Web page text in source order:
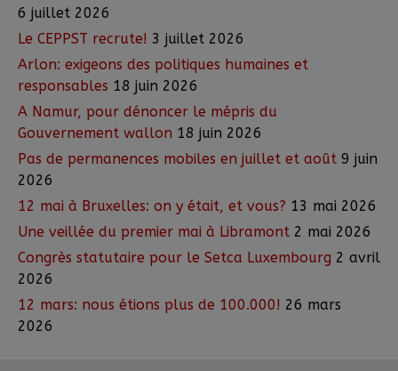
6 juillet 2026
Le CEPPST recrute! 3 juillet 2026
Arlon: exigeons des politiques humaines et
responsables 18 juin 2026
A Namur, pour dénoncer le mépris du
Gouvernement wallon 18 juin 2026
Pas de permanences mobiles en juillet et août 9 juin
2026
12 mai à Bruxelles: on y était, et vous? 13 mai 2026
Une veillée du premier mai à Libramont 2 mai 2026
Congrès statutaire pour le Setca Luxembourg 2 avril
2026
12 mars: nous étions plus de 100.000! 26 mars
2026